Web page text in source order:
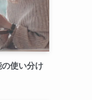
使い分け